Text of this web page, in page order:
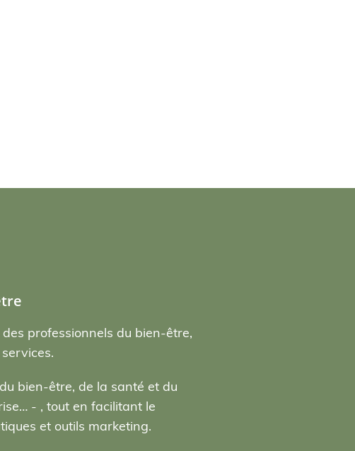
professionnels du bien-être,
bien-être, de la santé et du
- , tout en facilitant le
et outils marketing.